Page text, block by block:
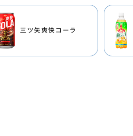
三ツ矢爽快コーラ